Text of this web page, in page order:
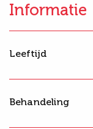
Informatie
Leeftijd
Behandeling